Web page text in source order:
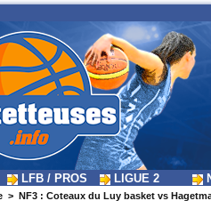
LFB / PROS LIGUE 2
> NF3 : Coteaux du Luy basket vs